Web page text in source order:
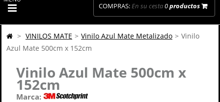
COMPRAS:En su cesta0productos
> VINILOS MATE > Vinilo Azul Mate Metalizado > Vinilo
Azul Mate 500cm x 152cm
Vinilo Azul Mate 500cm x
152cm
Marca: